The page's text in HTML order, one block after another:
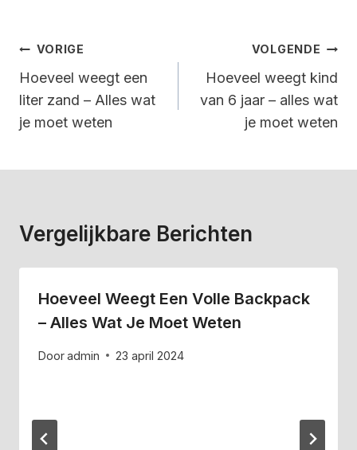
Bericht
Navigatie
VORIGE
Hoeveel weegt een
liter zand – Alles wat
je moet weten
VOLGENDE
Hoeveel weegt kind
van 6 jaar – alles wat
je moet weten
Vergelijkbare Berichten
Hoeveel Weegt Een Volle Backpack
– Alles Wat Je Moet Weten
Dooradmin 23 april 2024